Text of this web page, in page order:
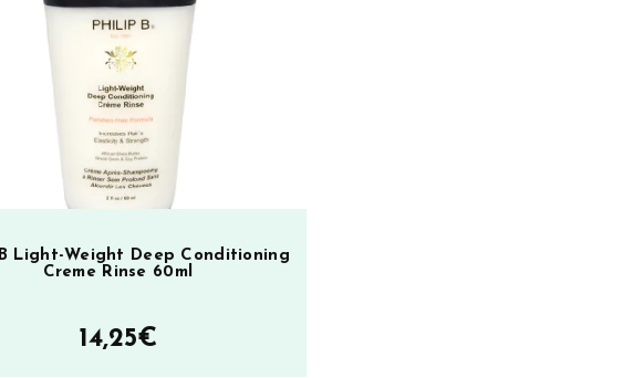
Light-Weight Deep Conditioning
Creme Rinse 60ml
14,25€